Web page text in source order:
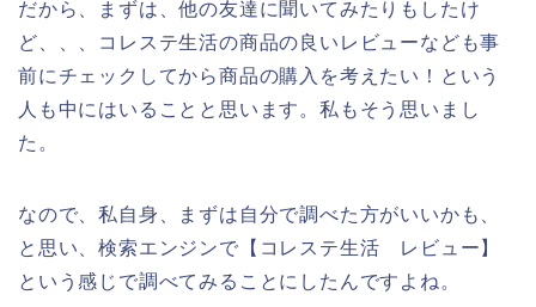
だから、まずは、他の友達に聞いてみたりもしたけ
ど、、、コレステ生活の商品の良いレビューなども事
前にチェックしてから商品の購入を考えたい！という
人も中にはいることと思います。私もそう思いまし
た。
なので、私自身、まずは自分で調べた方がいいかも、
と思い、検索エンジンで【コレステ生活 レビュー】
という感じで調べてみることにしたんですよね。